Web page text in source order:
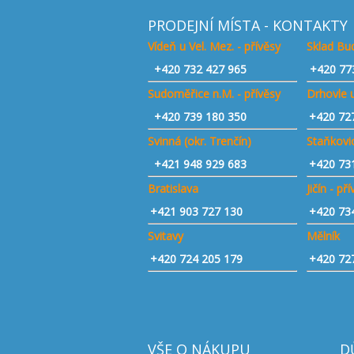
PRODEJNÍ MÍSTA - KONTAKTY
Vídeň u Vel. Mez. - přívěsy
+420 732 427 965
Sudoměřice n.M. - přívěsy
+420 739 180 350
Svinná (okr. Trenčín)
+421 948 929 683
Bratislava
+421 903 727 130
Svitavy
+420 724 205 179
Sklad
+420
Drhovle
+420
+420
Jičín -
+420
Mělník
+420
VŠE O NÁKUPU